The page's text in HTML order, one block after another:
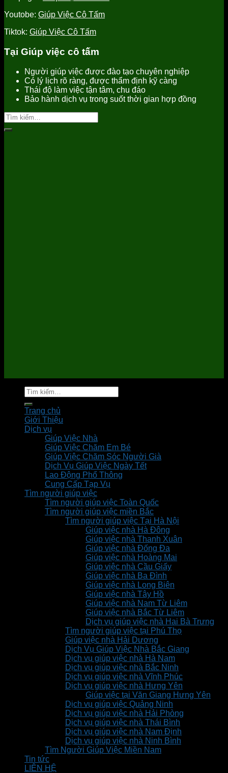
Youtobe: Giúp Việc Cô Tấm
Tiktok: Giúp Việc Cô Tấm
Tại Giúp việc cô tấm
Người giúp việc được đào tạo chuyên nghiệp
Có lý lịch rõ ràng, được thẩm định kỹ càng
Thái độ làm việc tận tâm, chu đáo
Bảo hành dịch vụ trong suốt thời gian hợp đồng
Tìm
kiếm:
Tìm
kiếm:
Trang chủ
Giới Thiệu
Dịch vụ
Giúp Việc Nhà
Giúp Việc Chăm Em Bé
Giúp Việc Chăm Sóc Người Già
Dịch Vụ Giúp Việc Ngày Tết
Lao Động Phổ Thông
Cung Cấp Tạp Vụ
Tìm người giúp việc
Tìm người giúp việc Toàn Quốc
Tìm người giúp việc miền Bắc
Tìm người giúp việc Tại Hà Nội
Giúp việc nhà Hà Đông
Giúp việc nhà Thanh Xuân
Giúp việc nhà Đống Đa
Giúp việc nhà Hoàng Mai
Giúp việc nhà Cầu Giấy
Giúp việc nhà Ba Đình
Giúp việc nhà Long Biên
Giúp việc nhà Tây Hồ
Giúp việc nhà Nam Từ Liêm
Giúp việc nhà Bắc Từ Liêm
Dịch vụ giúp việc nhà Hai Bà Trưng
Tìm người giúp việc tại Phú Thọ
Giúp việc nhà Hải Dương
Dịch Vụ Giúp Việc Nhà Bắc Giang
Dịch vụ giúp việc nhà Hà Nam
Dịch vụ giúp việc nhà Bắc Ninh
Dịch vụ giúp việc nhà Vĩnh Phúc
Dịch vụ giúp việc nhà Hưng Yên
Giúp việc tại Văn Giang Hưng Yên
Dịch vụ giúp việc Quảng Ninh
Dịch vụ giúp việc nhà Hải Phòng
Dịch vụ giúp việc nhà Thái Bình
Dịch vụ giúp việc nhà Nam Định
Dịch vụ giúp việc nhà Ninh Bình
Tìm Người Giúp Việc Miền Nam
Tin tức
LIÊN HỆ